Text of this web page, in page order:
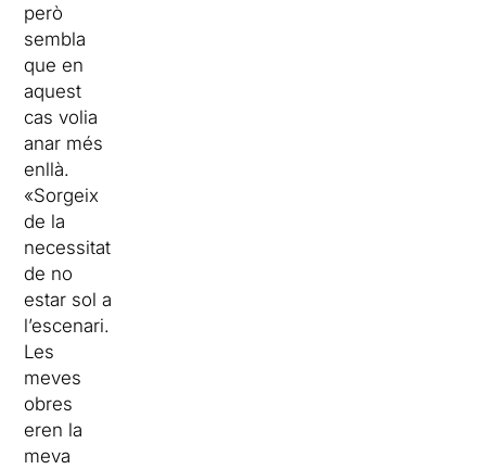
però
sembla
que en
aquest
cas volia
anar més
enllà.
«Sorgeix
de la
necessitat
de no
estar sol a
l’escenari.
Les
meves
obres
eren la
meva